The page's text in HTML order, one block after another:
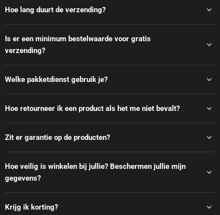
Hoe lang duurt de verzending?
Is er een minimum bestelwaarde voor gratis
verzending?
Welke pakketdienst gebruik je?
Hoe retourneer ik een product als het me niet bevalt?
Zit er garantie op de producten?
Hoe veilig is winkelen bij jullie? Beschermen jullie mijn
gegevens?
Krijg ik korting?